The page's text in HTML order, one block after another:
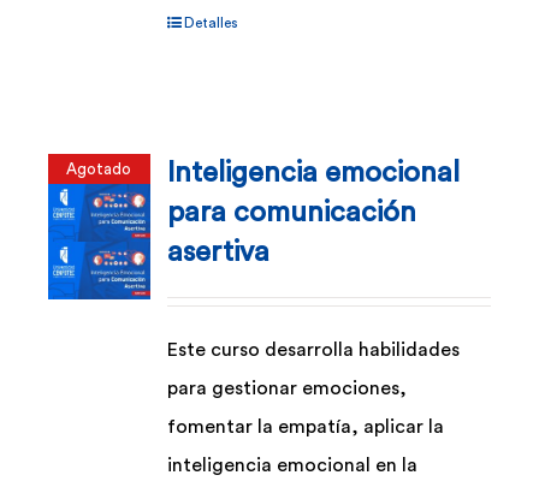
Detalles
Agotado
Inteligencia emocional
para comunicación
asertiva
Este curso desarrolla habilidades
para gestionar emociones,
fomentar la empatía, aplicar la
inteligencia emocional en la